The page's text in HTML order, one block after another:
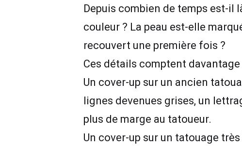
Depuis combien de temps est-il
couleur ? La peau est-elle
recouvert une première fois ?
Ces détails comptent davantage
Un cover-up sur un ancien
lignes devenues grises, un
plus de marge au tatoueur.
Un cover-up sur un tatouage